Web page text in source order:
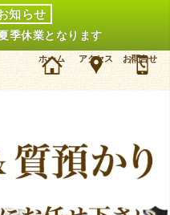
知らせ
休業となります
15万円で買取・質預かりしました。ヤマ
中の質屋マルカにお任せ下さい。（2013年
ホーム アクセス お問合せ